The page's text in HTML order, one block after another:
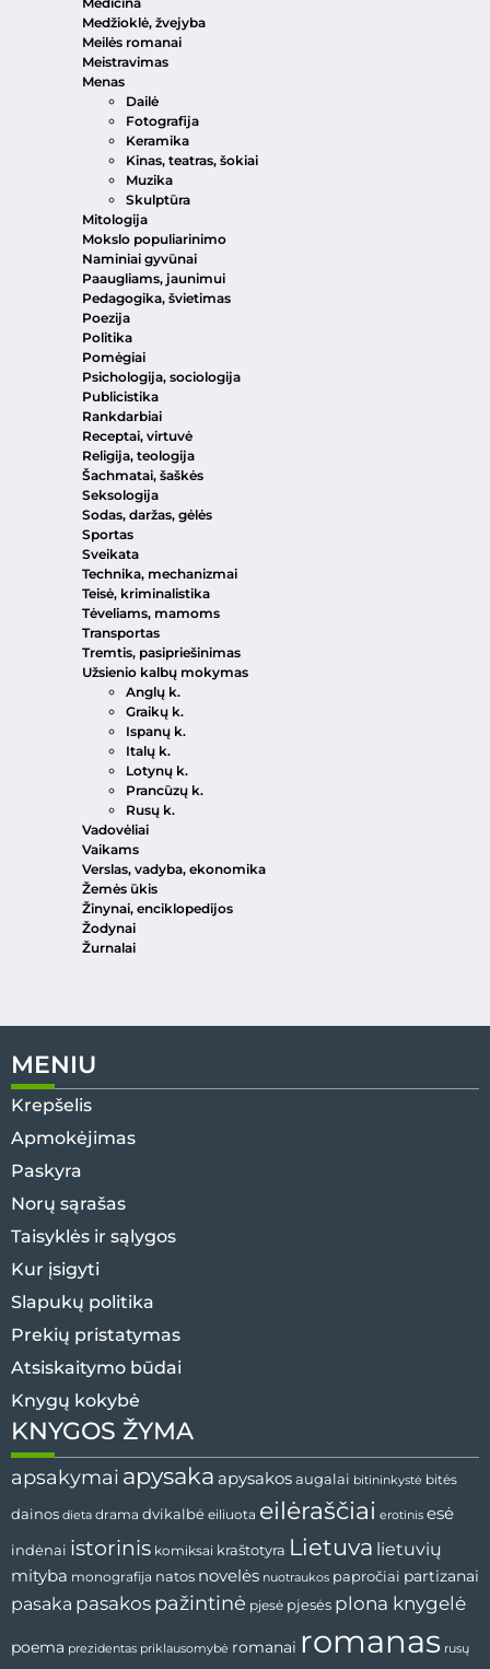
Medžioklė, žvejyba
Meilės romanai
Meistravimas
Menas
Dailė
Fotografija
Keramika
Kinas, teatras, šokiai
Muzika
Skulptūra
Mitologija
Mokslo populiarinimo
Naminiai gyvūnai
Paaugliams, jaunimui
Pedagogika, švietimas
Poezija
Politika
Pomėgiai
Psichologija, sociologija
Publicistika
Rankdarbiai
Receptai, virtuvė
Religija, teologija
Šachmatai, šaškės
Seksologija
Sodas, daržas, gėlės
Sportas
Sveikata
Technika, mechanizmai
Teisė, kriminalistika
Tėveliams, mamoms
Transportas
Tremtis, pasipriešinimas
Užsienio kalbų mokymas
Anglų k.
Graikų k.
Ispanų k.
Italų k.
Lotynų k.
Prancūzų k.
Rusų k.
Vadovėliai
Vaikams
Verslas, vadyba, ekonomika
Žemės ūkis
Žinynai, enciklopedijos
Žodynai
Žurnalai
MENIU
Krepšelis
Apmokėjimas
Paskyra
Norų sąrašas
Taisyklės ir sąlygos
Kur įsigyti
Slapukų politika
Prekių pristatymas
Atsiskaitymo būdai
Knygų kokybė
KNYGOS ŽYMA
apsakymai apysaka apysakos augalai bitininkystė bitės
dainos dieta drama dvikalbė eiliuota eilėraščiai erotinis esė
indėnai istorinis komiksai kraštotyra Lietuva lietuvių
mityba monografija natos novelės nuotraukos papročiai partizanai
pasaka pasakos pažintinė pjesė pjesės plona knygelė
poema prezidentas priklausomybė romanai romanas rusų